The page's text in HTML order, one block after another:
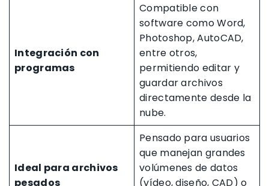
Integración con
programas
Compatible con
software como Word,
Photoshop, AutoCAD,
entre otros,
permitiendo editar y
guardar archivos
directamente desde la
nube.
Ideal para archivos
pesados
Pensado para usuarios
que manejan grandes
volúmenes de datos
(vídeo, diseño, CAD) o